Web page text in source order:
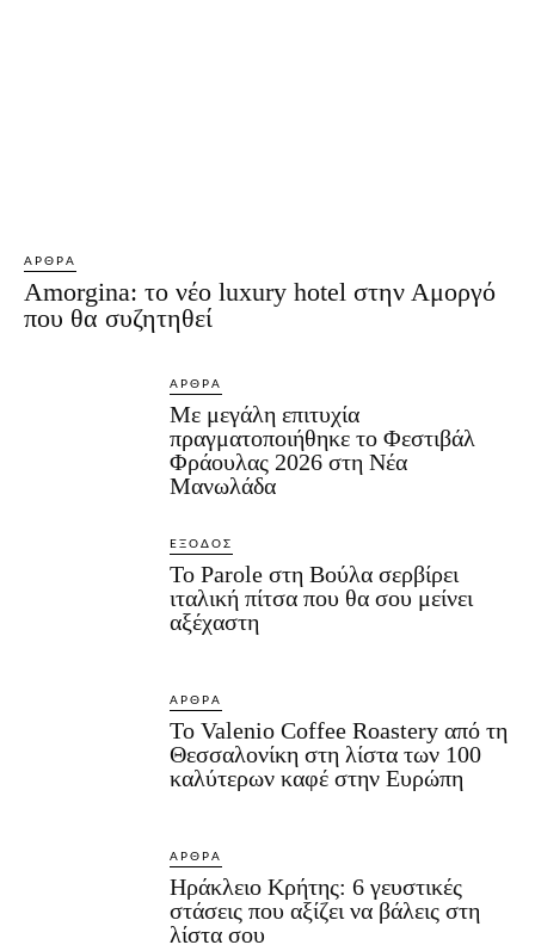
ΆΡΘΡΑ
Amorgina: το νέο luxury hotel στην Αμοργό
που θα συζητηθεί
ΆΡΘΡΑ
Με μεγάλη επιτυχία
πραγματοποιήθηκε το Φεστιβάλ
Φράουλας 2026 στη Νέα
Μανωλάδα
ΈΞΟΔΟΣ
Το Parole στη Βούλα σερβίρει
ιταλική πίτσα που θα σου μείνει
αξέχαστη
ΆΡΘΡΑ
Το Valenio Coffee Roastery από τη
Θεσσαλονίκη στη λίστα των 100
καλύτερων καφέ στην Ευρώπη
ΆΡΘΡΑ
Ηράκλειο Κρήτης: 6 γευστικές
στάσεις που αξίζει να βάλεις στη
λίστα σου